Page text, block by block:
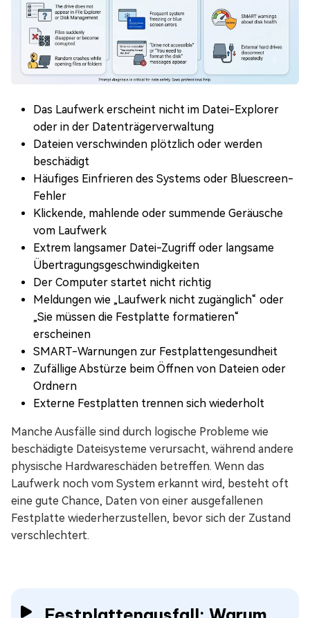
Das Laufwerk erscheint nicht im Datei-Explorer
oder in der Datenträgerverwaltung
Dateien verschwinden plötzlich oder werden
beschädigt
Häufiges Einfrieren des Systems oder Bluescreen-
Fehler
Klickende, mahlende oder summende Geräusche
vom Laufwerk
Extrem langsamer Datei-Zugriff oder langsame
Übertragungsgeschwindigkeiten
Der Computer startet nicht richtig
Meldungen wie „Laufwerk nicht zugänglich“ oder
„Sie müssen die Festplatte formatieren“
erscheinen
SMART-Warnungen zur Festplattengesundheit
Zufällige Abstürze beim Öffnen von Dateien oder
Ordnern
Externe Festplatten trennen sich wiederholt
Manche Ausfälle sind durch logische Probleme wie
beschädigte Dateisysteme verursacht, während andere
physische Hardwareschäden betreffen. Wenn das
Laufwerk noch vom System erkannt wird, besteht oft
eine gute Chance, Daten von einer ausgefallenen
Festplatte wiederherzustellen, bevor sich der Zustand
verschlechtert.